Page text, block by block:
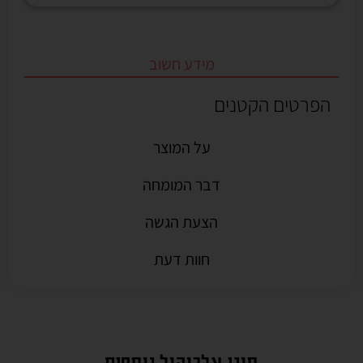
מידע חשוב
על המוצר
דבר המומחה
הצעת הגשה
חוות דעת
הפרטים הקטנים